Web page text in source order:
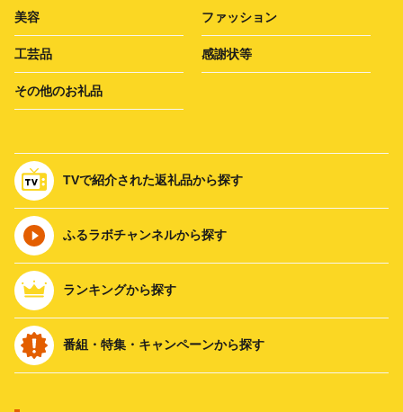
美容 ファッション
工芸品 感謝状等
その他のお礼品
TVで紹介された返礼品から探す
ふるラボチャンネルから探す
ランキングから探す
番組・特集・キャンペーンから探す